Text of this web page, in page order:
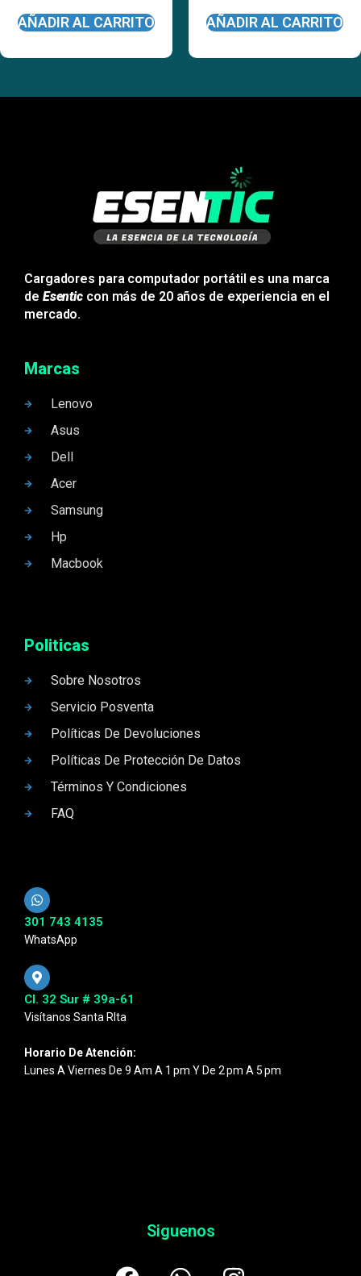
AÑADIR AL CARRITO AÑADIR AL CARRITO
Cargadores para computador portátil es una marca
de Esentic con más de 20 años de experiencia en el
mercado.
Marcas
Lenovo
Asus
Dell
Acer
Samsung
Hp
Macbook
Politicas
Sobre Nosotros
Servicio Posventa
Políticas De Devoluciones
Políticas De Protección De Datos
Términos Y Condiciones
FAQ
301 743 4135
WhatsApp
Cl. 32 Sur # 39a-61
Visítanos Santa RIta
Horario De Atención:
Lunes A Viernes De 9 Am A 1 Pm Y De 2 Pm A 5 Pm
Siguenos